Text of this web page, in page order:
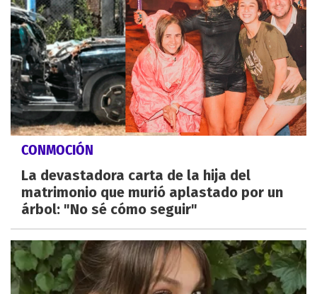
CONMOCIÓN
La devastadora carta de la hija del
matrimonio que murió aplastado por un
árbol: "No sé cómo seguir"